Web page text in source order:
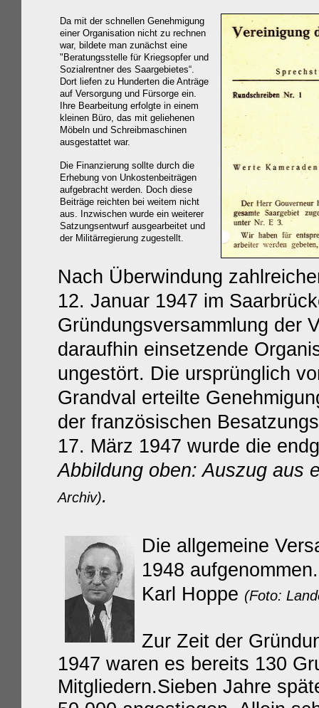
Da mit der schnellen Genehmigung
einer Organisation nicht zu rechnen
war, bildete man zunächst eine
"Beratungsstelle für Kriegsopfer und
Sozialrentner des Saargebietes“.
Dort liefen zu Hunderten die Anträge
auf Versorgung und Fürsorge ein.
Ihre Bearbeitung erfolgte in einem
kleinen Büro, das mit geliehenen
Möbeln und Schreibmaschinen
ausgestattet war.
Die Finanzierung sollte durch die
Erhebung von Unkostenbeiträgen
aufgebracht werden. Doch diese
Beiträge reichten bei weitem nicht
aus. Inzwischen wurde ein weiterer
Satzungsentwurf ausgearbeitet und
der Militärregierung zugestellt.
Nach Überwindung
12. Januar 1947 im
Gründungsversammlung der
daraufhin einsetzende
ungestört. Die ursprünglich
Grandval erteilte
der französischen
17. März 1947 wurde die
Abbildung oben: Auszug aus
Archiv).
Die allgemeine
1948
Karl Hoppe (Foto:
Zur Zeit der
1947 waren es bereits 130
Mitgliedern.Sieben Jahre